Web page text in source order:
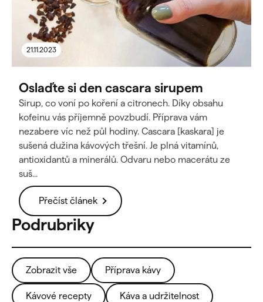
21.11.2023
Oslaďte si den cascara sirupem
Sirup, co voní po koření a citronech. Díky obsahu
kofeinu vás příjemně povzbudí. Příprava vám
nezabere víc než půl hodiny. Cascara [kaskara] je
sušená dužina kávových třešní. Je plná vitamínů,
antioxidantů a minerálů. Odvaru nebo macerátu ze
suš...
Přečíst článek
Zobrazit vše Příprava kávy
Kávové recepty Káva a udržitelnost